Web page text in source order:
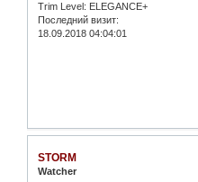
Trim Level: ELEGANCE+
Последний визит:
18.09.2018 04:04:01
STORM
Watcher